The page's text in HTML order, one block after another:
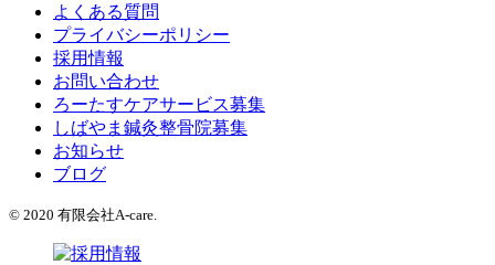
よくある質問
プライバシーポリシー
採用情報
お問い合わせ
ろーたすケアサービス募集
しばやま鍼灸整骨院募集
お知らせ
ブログ
© 2020 有限会社A-care.